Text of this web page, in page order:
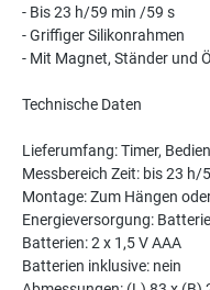
- Bis 23 h/59 min /59 s
- Griffiger Silikonrahmen
- Mit Magnet, Ständer und
Technische Daten
Lieferumfang: Timer,
Messbereich Zeit: bis 23 h/
Montage: Zum Hängen
Energieversorgung:
Batterien: 2 x 1,5 V AAA
Batterien inklusive: nein